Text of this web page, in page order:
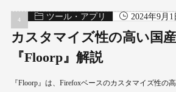
ツール・アプリ 2024年9月1
カスタマイズ性の高い国
『Floorp』解説
『Floorp』は、Firefoxベースのカスタマイズ性の